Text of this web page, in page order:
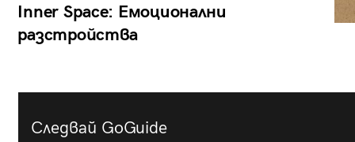
Inner Space: Емоционални
разстройства
Следвай GoGuide